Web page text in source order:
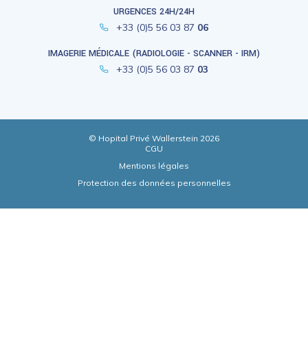
URGENCES 24H/24H
+33 (0)5 56 03 87 06
IMAGERIE MÉDICALE (RADIOLOGIE - SCANNER - IRM)
+33 (0)5 56 03 87 03
© Hopital Privé Wallerstein 2026
CGU
Mentions légales
Protection des données personnelles